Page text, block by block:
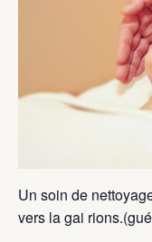
Un soin de
vers la gai